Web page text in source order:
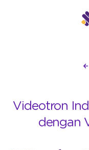
Videotron
dengan